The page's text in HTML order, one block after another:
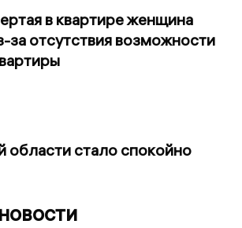
в квартире женщина
за отсутствия возможности
области стало спокойно